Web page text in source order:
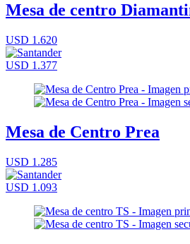
Mesa de centro
USD 1.620
USD 1.377
Mesa de Centro Prea
USD 1.285
USD 1.093